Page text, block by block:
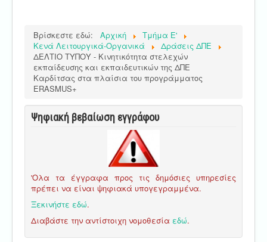
Βρίσκεστε εδώ: Αρχική
Τμήμα E'
Κενά Λειτουργικά-Οργανικά
Δράσεις ΔΠΕ
ΔΕΛΤΙΟ ΤΥΠΟΥ - Κινητικότητα στελεχών
εκπαίδευσης και εκπαιδευτικών της ΔΠΕ
Καρδίτσας στα πλαίσια του προγράμματος
ERASMUS+
Ψηφιακή βεβαίωση εγγράφου
'Ολα τα έγγραφα προς τις δημόσιες υπηρεσίες
πρέπει να είναι ψηφιακά υπογεγραμμένα.
Ξεκινήστε εδώ.
Διαβάστε την αντίστοιχη νομοθεσία εδώ.